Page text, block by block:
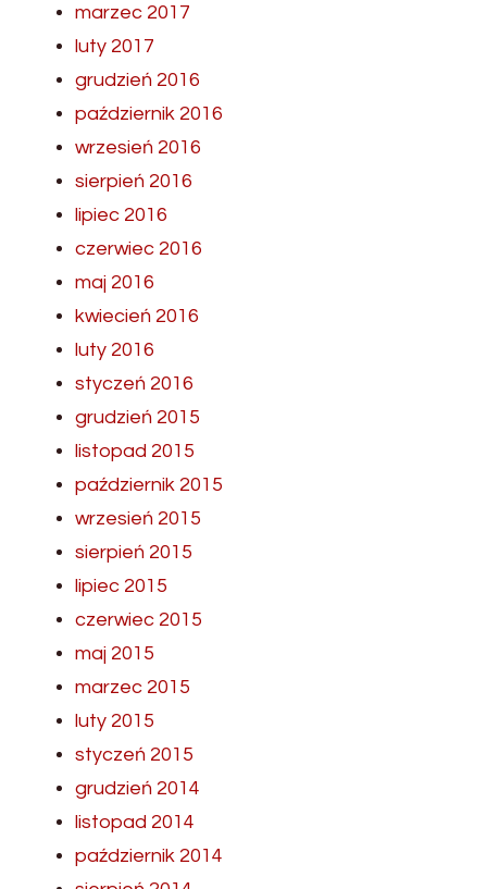
marzec 2017
luty 2017
grudzień 2016
październik 2016
wrzesień 2016
sierpień 2016
lipiec 2016
czerwiec 2016
maj 2016
kwiecień 2016
luty 2016
styczeń 2016
grudzień 2015
listopad 2015
październik 2015
wrzesień 2015
sierpień 2015
lipiec 2015
czerwiec 2015
maj 2015
marzec 2015
luty 2015
styczeń 2015
grudzień 2014
listopad 2014
październik 2014